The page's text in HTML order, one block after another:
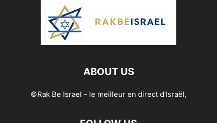
ABOUT US
©Rak Be Israel - le meilleur en direct d'Israël,